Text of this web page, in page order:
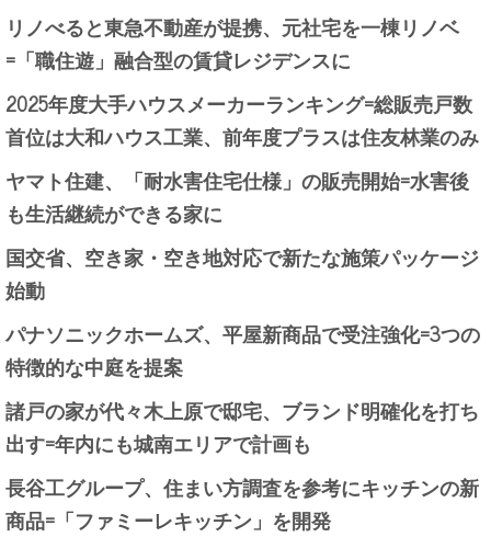
リノべると東急不動産が提携、元社宅を一棟リノベ
=「職住遊」融合型の賃貸レジデンスに
2025年度大手ハウスメーカーランキング=総販売戸数
首位は大和ハウス工業、前年度プラスは住友林業のみ
ヤマト住建、「耐水害住宅仕様」の販売開始=水害後
も生活継続ができる家に
国交省、空き家・空き地対応で新たな施策パッケージ
始動
パナソニックホームズ、平屋新商品で受注強化=3つの
特徴的な中庭を提案
諸戸の家が代々木上原で邸宅、ブランド明確化を打ち
出す=年内にも城南エリアで計画も
長谷工グループ、住まい方調査を参考にキッチンの新
商品=「ファミーレキッチン」を開発